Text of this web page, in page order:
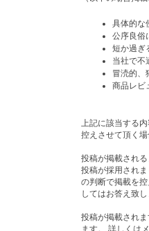
具体的な
公序良俗
短か過ぎ
当社で不
冒涜的、
商品レビ
上記に該当する
控えさせて頂く場
投稿が掲載される
投稿が採用され
の判断で掲載を
してはお答え致
投稿が掲載され
ます。 詳しくは